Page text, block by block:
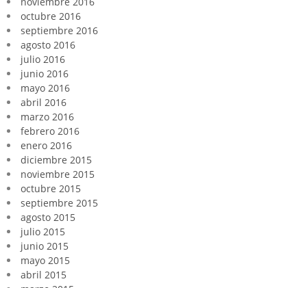
octubre 2016
septiembre 2016
agosto 2016
julio 2016
junio 2016
mayo 2016
abril 2016
marzo 2016
febrero 2016
enero 2016
diciembre 2015
noviembre 2015
octubre 2015
septiembre 2015
agosto 2015
julio 2015
junio 2015
mayo 2015
abril 2015